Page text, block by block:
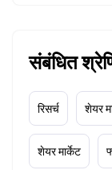
संबंधित
रिसर्च शेयर
शेयर मार्केट